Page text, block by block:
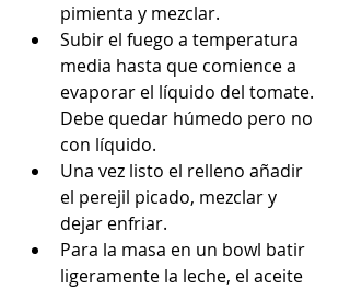
pimienta y mezclar.
Subir el fuego a temperatura
media hasta que comience a
evaporar el líquido del tomate.
Debe quedar húmedo pero no
con líquido.
Una vez listo el relleno añadir
el perejil picado, mezclar y
dejar enfriar.
Para la masa en un bowl batir
ligeramente la leche, el aceite